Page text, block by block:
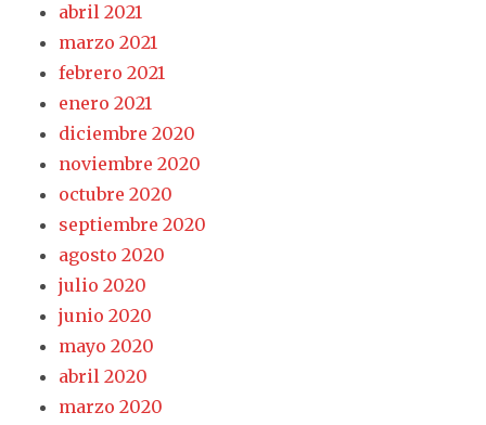
abril 2021
marzo 2021
febrero 2021
enero 2021
diciembre 2020
noviembre 2020
octubre 2020
septiembre 2020
agosto 2020
julio 2020
junio 2020
mayo 2020
abril 2020
marzo 2020